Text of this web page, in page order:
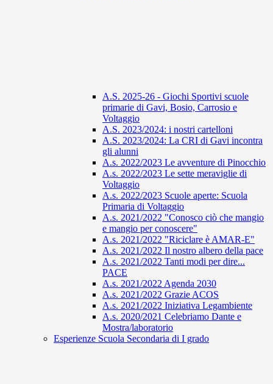
A.S. 2025-26 - Giochi Sportivi scuole
primarie di Gavi, Bosio, Carrosio e
Voltaggio
A.S. 2023/2024: i nostri cartelloni
A.S. 2023/2024: La CRI di Gavi incontra
gli alunni
A.s. 2022/2023 Le avventure di Pinocchio
A.s. 2022/2023 Le sette meraviglie di
Voltaggio
A.s. 2022/2023 Scuole aperte: Scuola
Primaria di Voltaggio
A.s. 2021/2022 "Conosco ciò che mangio
e mangio per conoscere"
A.s. 2021/2022 "Riciclare è AMAR-E"
A.s. 2021/2022 Il nostro albero della pace
A.s. 2021/2022 Tanti modi per dire...
PACE
A.s. 2021/2022 Agenda 2030
A.s. 2021/2022 Grazie ACOS
A.s. 2021/2022 Iniziativa Legambiente
A.s. 2020/2021 Celebriamo Dante e
Mostra/laboratorio
Esperienze Scuola Secondaria di I grado